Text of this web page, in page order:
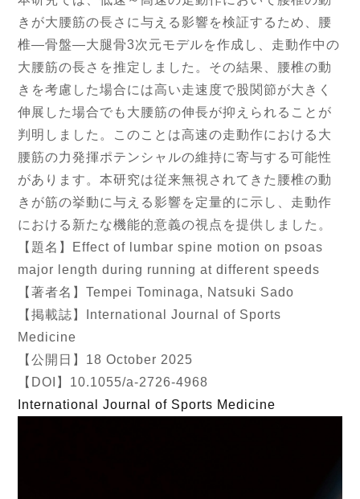
きが大腰筋の長さに与える影響を検証するため、腰
椎―骨盤―大腿骨3次元モデルを作成し、走動作中の
大腰筋の長さを推定しました。その結果、腰椎の動
きを考慮した場合には高い走速度で股関節が大きく
伸展した場合でも大腰筋の伸長が抑えられることが
判明しました。このことは高速の走動作における大
腰筋の力発揮ポテンシャルの維持に寄与する可能性
があります。本研究は従来無視されてきた腰椎の動
きが筋の挙動に与える影響を定量的に示し、走動作
における新たな機能的意義の視点を提供しました。
【題名】Effect of lumbar spine motion on psoas
major length during running at different speeds
【著者名】Tempei Tominaga, Natsuki Sado
【掲載誌】International Journal of Sports
Medicine
【公開日】18 October 2025
【DOI】10.1055/a-2726-4968
International Journal of Sports Medicine